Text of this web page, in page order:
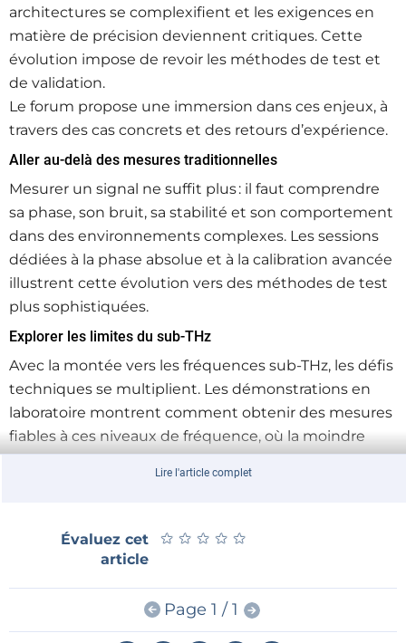
architectures se complexifient et les exigences en
matière de précision deviennent critiques. Cette
évolution impose de revoir les méthodes de test et
de validation.
Le forum propose une immersion dans ces enjeux, à
travers des cas concrets et des retours d’expérience.
Aller au‑delà des mesures traditionnelles
Mesurer un signal ne suffit plus : il faut comprendre
sa phase, son bruit, sa stabilité et son comportement
dans des environnements complexes. Les sessions
dédiées à la phase absolue et à la calibration avancée
illustrent cette évolution vers des méthodes de test
plus sophistiquées.
Explorer les limites du sub‑THz
Avec la montée vers les fréquences sub‑THz, les défis
techniques se multiplient. Les démonstrations en
laboratoire montrent comment obtenir des mesures
fiables à ces niveaux de fréquence, où la moindre
erreur peut fausser les résultats.
performances des composants devient un levier
essentiel pour améliorer les systèmes. Dans des
applications comme les communications satellitaires,
cette précision conditionne directement la qualité
du signal.
Lire l'article complet
Évaluez cet
article
★ ★ ★ ★ ★
★ ★ ★ ★ ★
Page 1 / 1